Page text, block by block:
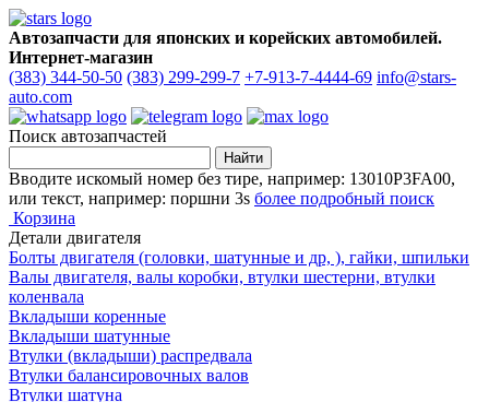
Автозапчасти для японских и корейских автомобилей.
Интернет-магазин
(383) 344-50-50 (383) 299-299-7 +7-913-7-4444-69 info@stars-
auto.com
Поиск автозапчастей
Вводите искомый номер без тире, например: 13010P3FA00,
или текст, например: поршни 3s более подробный поиск
Корзина
Детали двигателя
Болты двигателя (головки, шатунные и др, ), гайки, шпильки
Валы двигателя, валы коробки, втулки шестерни, втулки
коленвала
Вкладыши коренные
Вкладыши шатунные
Втулки (вкладыши) распредвала
Втулки балансировочных валов
Втулки шатуна